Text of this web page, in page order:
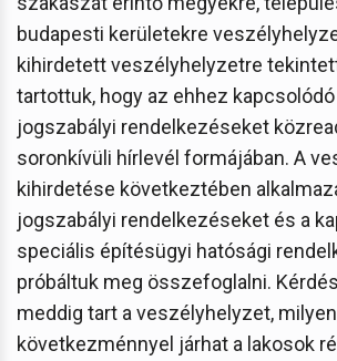
budapesti kerületekre
kihirdetett veszélyhelyzetre
tartottuk, hogy az ehhez
jogszabályi rendelkezéseket
soronkívüli hírlevél formájában. A
kihirdetése következtében
jogszabályi rendelkezéseket és a
speciális építésügyi hatósági
próbáltuk meg összefoglalni.
meddig tart a veszélyhelyzet, milyen
következménnyel járhat a lakosok